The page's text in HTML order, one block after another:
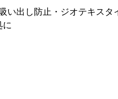
い出し防止・ジオテキス
に